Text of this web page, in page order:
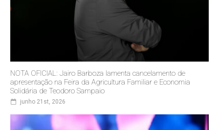
NOTA OFICIAL: Jairo Barboza lamenta cancelamento de
apresentação na Feira da Agricultura Familiar e Economia
Solidária de Teodoro Sampaio
junho 21st, 2026